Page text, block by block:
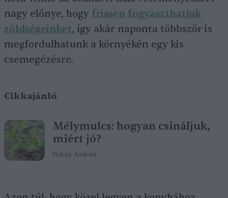
nagy előnye, hogy frissen fogyaszthatjuk
zöldségeinket, így akár naponta többször is
megfordulhatunk a környékén egy kis
csemegézésre.
Cikkajánló
Mélymulcs: hogyan csináljuk,
miért jó?
Nyilas Andrea